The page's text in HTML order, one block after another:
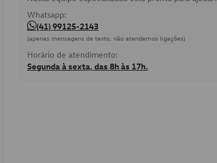
Whatsapp:
(41) 99125-2143
(apenas mensagens de texto, não atendemos ligações)
Horário de atendimento:
Segunda à sexta, das 8h às 17h.